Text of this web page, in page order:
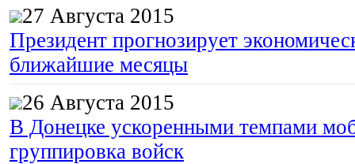
27 Августа 2015
Президент прогнозирует
ближайшие месяцы
26 Августа 2015
В Донецке ускоренными темпами
группировка войск